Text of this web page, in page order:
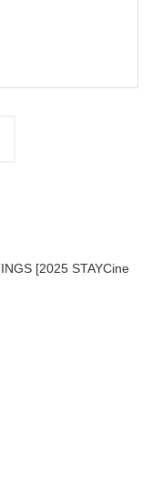
[2025 STAYCine